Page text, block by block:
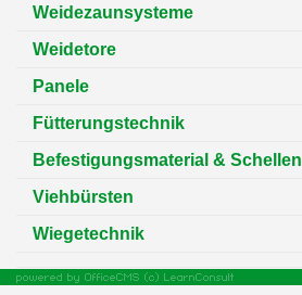
Weidezaunsysteme
Weidetore
Panele
Fütterungstechnik
Befestigungsmaterial & Schellen
Viehbürsten
Wiegetechnik